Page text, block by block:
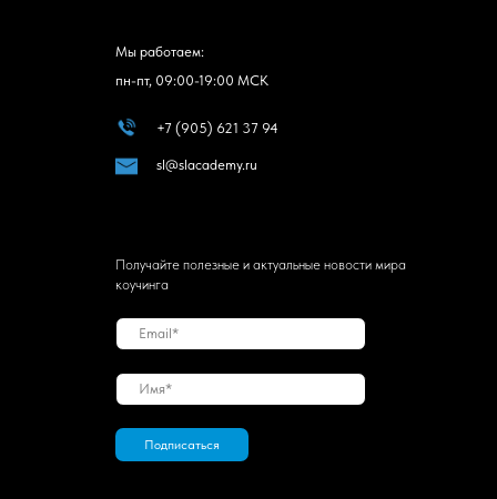
Получайте полезные и актуальные новости мира
коучинга
Подписаться
Мы работаем:
пн-пт, 09:00-19:00 МСК
+7 (905) 621 37 94
sl@slacademy.ru